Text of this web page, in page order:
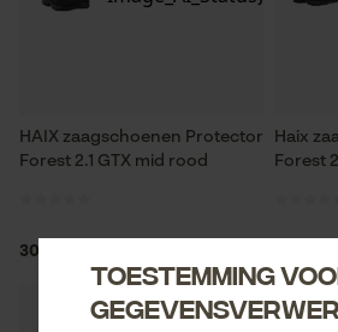
HAIX zaagschoenen Protector
Forest 2.1 GTX mid rood
304,90 €*
Haix
Forest
Toestemming